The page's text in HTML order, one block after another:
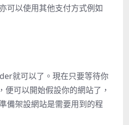
可以使用其他支付方式例如
就可以了。現在只要等待你
便可以開始假設你的網站了，
備架設網站是需要用到的程